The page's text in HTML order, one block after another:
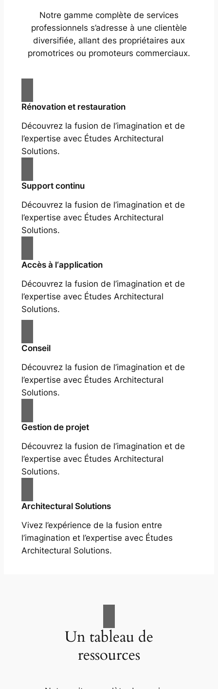
Notre gamme complète de services
professionnels s’adresse à une clientèle
diversifiée, allant des propriétaires aux
promotrices ou promoteurs commerciaux.
Rénovation et restauration
Découvrez la fusion de l’imagination et de
l’expertise avec Études Architectural
Solutions.
Support continu
Découvrez la fusion de l’imagination et de
l’expertise avec Études Architectural
Solutions.
Accès à l‘application
Découvrez la fusion de l’imagination et de
l’expertise avec Études Architectural
Solutions.
Conseil
Découvrez la fusion de l’imagination et de
l’expertise avec Études Architectural
Solutions.
Gestion de projet
Découvrez la fusion de l’imagination et de
l’expertise avec Études Architectural
Solutions.
Architectural Solutions
Vivez l’expérience de la fusion entre
l’imagination et l’expertise avec Études
Architectural Solutions.
Un tableau de
ressources